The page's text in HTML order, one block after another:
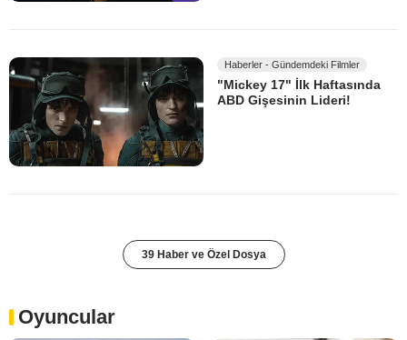
Haberler - Gündemdeki Filmler
"Mickey 17" İlk Haftasında
ABD Gişesinin Lideri!
39 Haber ve Özel Dosya
Oyuncular